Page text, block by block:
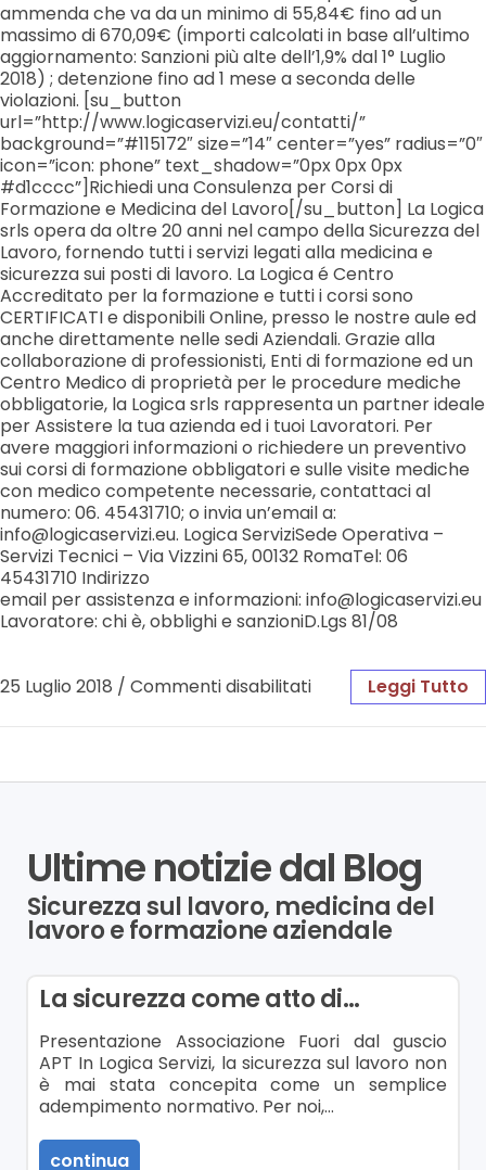
ammenda che va da un minimo di 55,84€ fino ad un
massimo di 670,09€ (importi calcolati in base all’ultimo
aggiornamento: Sanzioni più alte dell’1,9% dal 1° Luglio
2018) ; detenzione fino ad 1 mese a seconda delle
violazioni. [su_button
url=”http://www.logicaservizi.eu/contatti/”
background=”#115172″ size=”14″ center=”yes” radius=”0″
icon=”icon: phone” text_shadow=”0px 0px 0px
#d1cccc”]Richiedi una Consulenza per Corsi di
Formazione e Medicina del Lavoro[/su_button] La Logica
srls opera da oltre 20 anni nel campo della Sicurezza del
Lavoro, fornendo tutti i servizi legati alla medicina e
sicurezza sui posti di lavoro. La Logica é Centro
Accreditato per la formazione e tutti i corsi sono
CERTIFICATI e disponibili Online, presso le nostre aule ed
anche direttamente nelle sedi Aziendali. Grazie alla
collaborazione di professionisti, Enti di formazione ed un
Centro Medico di proprietà per le procedure mediche
obbligatorie, la Logica srls rappresenta un partner ideale
per Assistere la tua azienda ed i tuoi Lavoratori. Per
avere maggiori informazioni o richiedere un preventivo
sui corsi di formazione obbligatori e sulle visite mediche
con medico competente necessarie, contattaci al
numero: 06. 45431710; o invia un’email a:
info@logicaservizi.eu. Logica ServiziSede Operativa –
Servizi Tecnici – Via Vizzini 65, 00132 RomaTel: 06
45431710 Indirizzo
email per assistenza e informazioni: info@logicaservizi.eu
Lavoratore: chi è, obblighi e sanzioniD.Lgs 81/08
25 Luglio 2018 / Commenti disabilitati Leggi Tutto
Ultime notizie dal Blog
Sicurezza sul lavoro, medicina del
lavoro e formazione aziendale
La sicurezza come atto di…
Presentazione Associazione Fuori dal guscio
APT In Logica Servizi, la sicurezza sul lavoro non
è mai stata concepita come un semplice
adempimento normativo. Per noi,…
continua